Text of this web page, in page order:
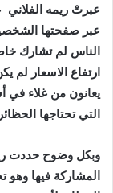
عبرتْ ريمه الفلاني
عبر صفحتها
الناس لم تشارك
ارتفاع الاسعار لم
يعانون من غلاء في
التي تحتاجها الحظائر
وبكل وضوح حددت
المشاركة فيها وهو